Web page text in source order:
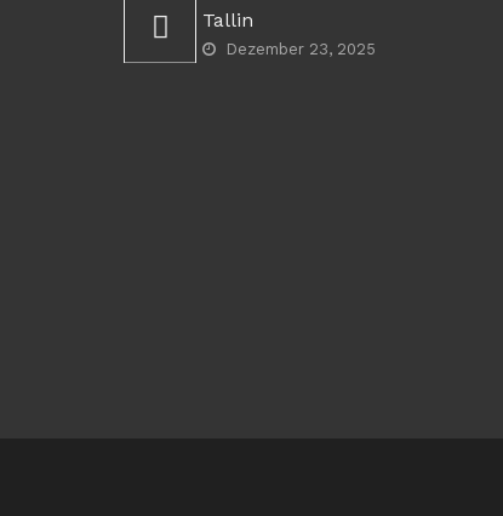
Tallin
Dezember 23, 2025